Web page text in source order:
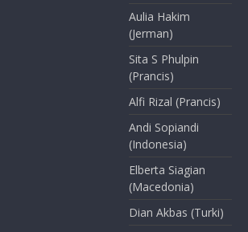
Aulia Hakim
(Jerman)
Sita S Phulpin
(Prancis)
Alfi Rizal (Prancis)
Andi Sopiandi
(Indonesia)
Elberta Siagian
(Macedonia)
Dian Akbas (Turki)